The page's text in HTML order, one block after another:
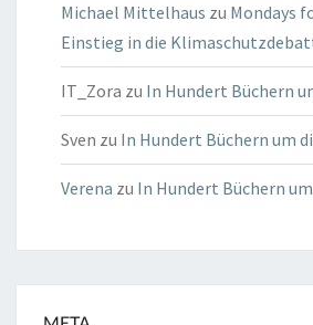
Michael Mittelhaus zu Mondays
Einstieg in die
IT_Zora zu In Hundert Büchern
Sven zu In Hundert Büchern um
Verena zu In Hundert Büchern